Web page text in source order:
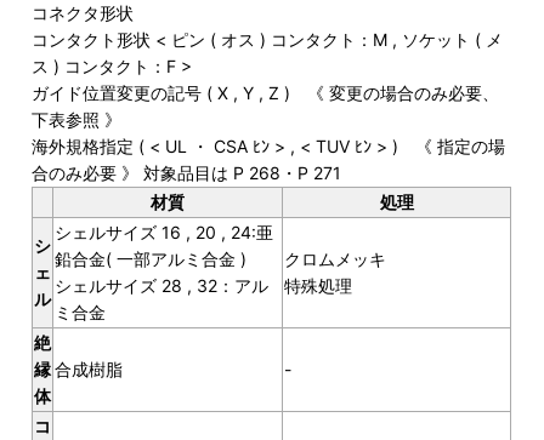
コネクタ形状
コンタクト形状 < ピン ( オス ) コンタクト：M , ソケット ( メ
ス ) コンタクト：F >
ガイド位置変更の記号 ( X , Y , Z ) 《 変更の場合のみ必要、
下表参照 》
海外規格指定 ( < UL ・ CSA ﾋﾝ > , < TUV ﾋﾝ > ) 《 指定の場
合のみ必要 》 対象品目は P 268・P 271
材質
処理
シ
ェ
ル
シェルサイズ 16 , 20 , 24:亜
鉛合金( 一部アルミ合金 )
シェルサイズ 28 , 32：アル
ミ合金
クロムメッキ
特殊処理
絶
縁
体
合成樹脂 -
コ